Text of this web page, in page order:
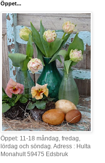
Öppet...
Öppet: 11-18 måndag, fredag,
lördag och söndag. Adress : Hulta
Monahult 59475 Edsbruk